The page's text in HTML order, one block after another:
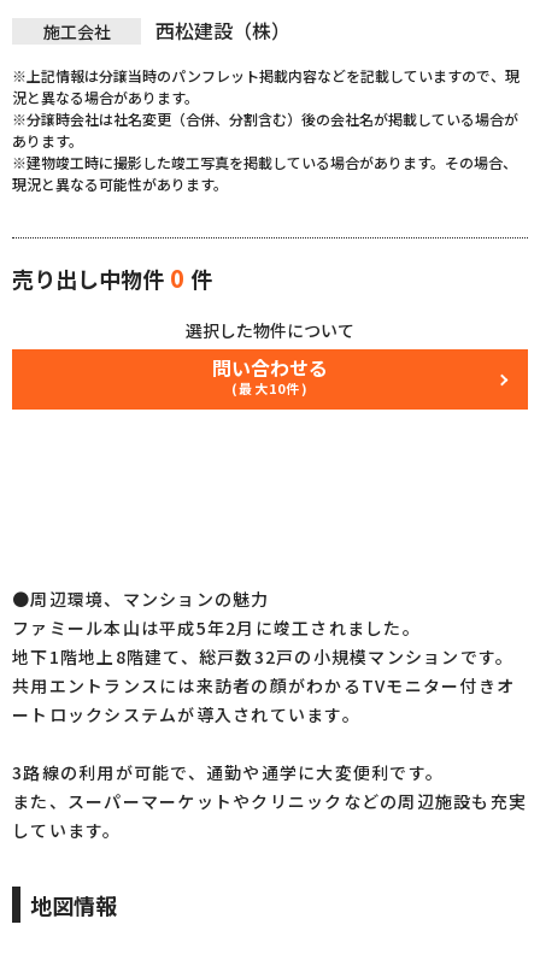
施工会社 西松建設（株）
※上記情報は分譲当時のパンフレット掲載内容などを記載していますので、現
況と異なる場合があります。
※分譲時会社は社名変更（合併、分割含む）後の会社名が掲載している場合が
あります。
※建物竣工時に撮影した竣工写真を掲載している場合があります。その場合、
現況と異なる可能性があります。
売り出し中物件 0 件
選択した物件について
問い合わせる
(最大10件)
●周辺環境、マンションの魅力
ファミール本山は平成5年2月に竣工されました。
地下1階地上8階建て、総戸数32戸の小規模マンションです。
共用エントランスには来訪者の顔がわかるTVモニター付きオ
ートロックシステムが導入されています。
3路線の利用が可能で、通勤や通学に大変便利です。
また、スーパーマーケットやクリニックなどの周辺施設も充実
しています。
地図情報